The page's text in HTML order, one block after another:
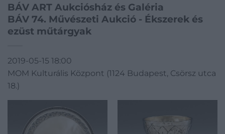
BÁV ART Aukciósház és Galéria
BÁV 74. Művészeti Aukció - Ékszerek és
ezüst műtárgyak
2019-05-15 18:00
MOM Kulturális Központ (1124 Budapest, Csörsz utca
18.)